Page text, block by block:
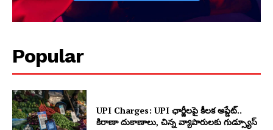
Popular
UPI Charges: UPI ఛార్జీలపై కీలక అప్డేట్..
కిరాణా దుకాణాలు, చిన్న వ్యాపారులకు గుడ్స్యూస్